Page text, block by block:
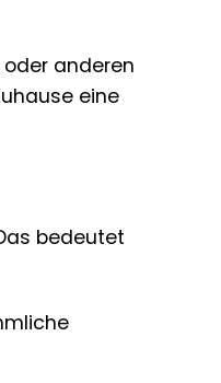
anderen
eine
bedeutet